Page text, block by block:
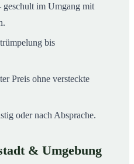
geschult im Umgang mit
bis
Preis ohne versteckte
oder nach Absprache.
& Umgebung